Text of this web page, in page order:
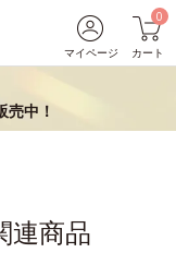
マイページ
0
カート
売中！
連商品